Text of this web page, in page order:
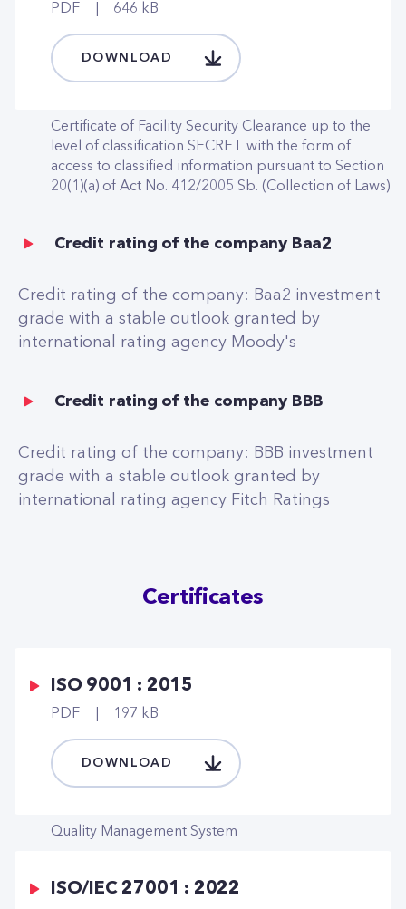
PDF 646 kB
DOWNLOAD
Certificate of Facility Security Clearance up to the
level of classification SECRET with the form of
access to classified information pursuant to Section
20(1)(a) of Act No. 412/2005 Sb. (Collection of Laws)
Credit rating of the company Baa2
Credit rating of the company: Baa2 investment
grade with a stable outlook granted by
international rating agency Moody's
Credit rating of the company BBB
Credit rating of the company: BBB investment
grade with a stable outlook granted by
international rating agency Fitch Ratings
Certificates
ISO 9001 : 2015
PDF 197 kB
DOWNLOAD
Quality Management System
ISO/IEC 27001 : 2022